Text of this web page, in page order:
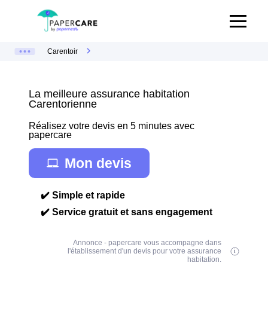
Carentoir
La meilleure assurance habitation
Carentorienne
Réalisez votre devis en 5 minutes avec
papercare
Mon devis
✔️ Simple et rapide
✔️ Service gratuit et sans engagement
Annonce - papercare vous accompagne dans
l'établissement d'un devis pour votre assurance
habitation.